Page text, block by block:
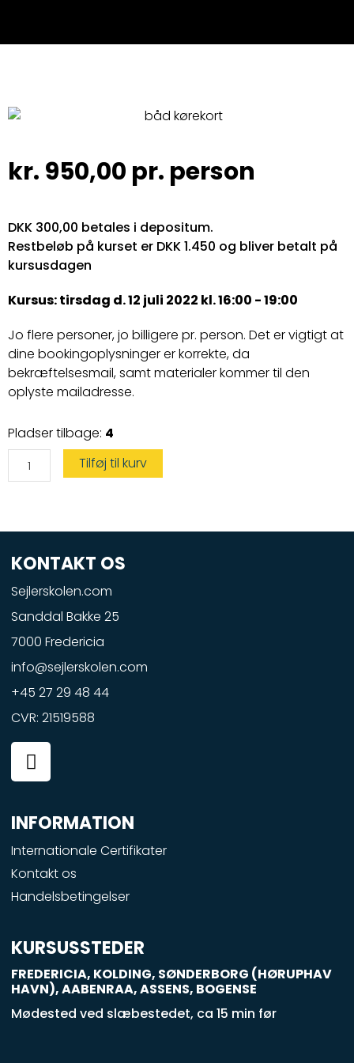
kr. 950,00 pr. person
DKK 300,00 betales i depositum.
Restbeløb på kurset er DKK 1.450 og bliver betalt på
kursusdagen
Kursus: tirsdag d. 12 juli 2022 kl. 16:00 - 19:00
Jo flere personer, jo billigere pr. person. Det er vigtigt at
dine bookingoplysninger er korrekte, da
bekræftelsesmail, samt materialer kommer til den
oplyste mailadresse.
Pladser tilbage: 4
Speedbådskørekort
antal
Tilføj til kurv
KONTAKT OS
Sejlerskolen.com
Sanddal Bakke 25
7000 Fredericia
info@sejlerskolen.com
+45 27 29 48 44
CVR: 21519588
F
a
c
e
b
o
o
k
-
q
u
a
r
INFORMATION
Internationale Certifikater
Kontakt os
Handelsbetingelser
KURSUSSTEDER
FREDERICIA, KOLDING, SØNDERBORG (HØRUPHAV
HAVN), AABENRAA, ASSENS, BOGENSE
Mødested ved slæbestedet, ca 15 min før